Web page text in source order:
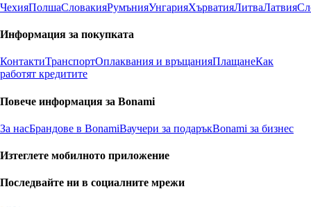
ЧехияПолшаСловакияРумънияУнгарияХърватияЛитваЛатвия
Информация за покупката
КонтактиТранспортОплаквания и връщанияПлащанеКак
работят кредитите
Повече информация за Bonami
За насБрандове в BonamiВаучери за подаръкBonami за бизнес
Изтеглете мобилното приложение
Последвайте ни в социалните мрежи